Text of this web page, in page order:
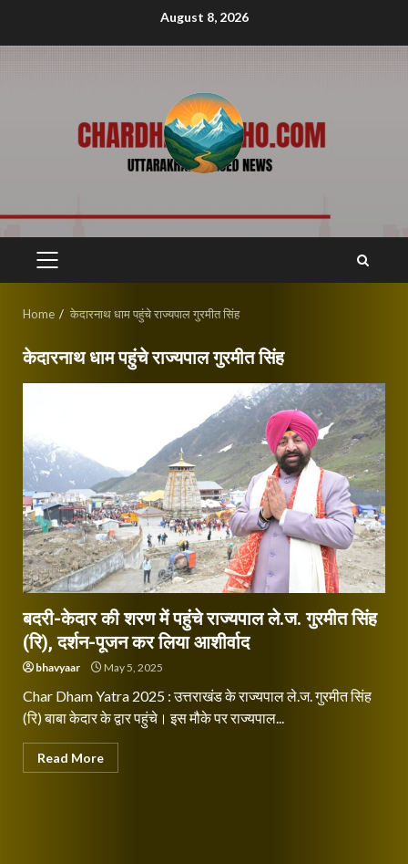
August 8, 2026
PRIMARY
Home केदारनाथ धाम पहुंचे राज्यपाल गुरमीत सिंह
केदारनाथ धाम पहुंचे राज्यपाल गुरमीत सिंह
बदरी-केदार की शरण में पहुंचे राज्यपाल ले.ज. गुरमीत सिंह
(रि), दर्शन-पूजन कर लिया आशीर्वाद
bhavyaar May 5, 2025
Char Dham Yatra 2025 : उत्तराखंड के राज्यपाल ले.ज. गुरमीत सिंह
(रि) बाबा केदार के द्वार पहुंचे। इस मौके पर राज्यपाल...
Read More